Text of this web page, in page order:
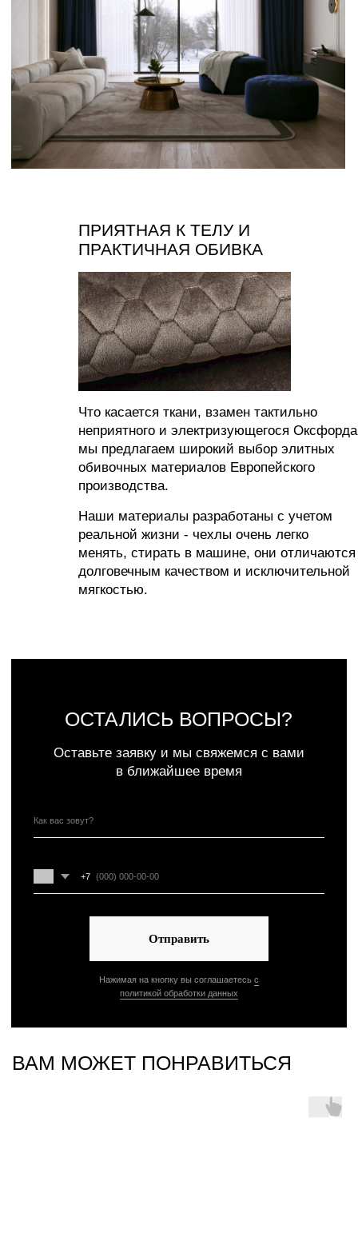
Создание сайта: shilkina_art
СОЗДАВАЙТЕ УЮТ С НАМИ
ИП Муродова Ксения Уткировна
ОГРНИП 320565800068042
Все материалы, размещенные на этом сайте, защищены законом об авторских
правах. Копирование, воспроизведение, распространение или модификация любой
информации с этого сайта без письменного разрешения владельца авторских прав
строго запрещены.
Политика конфиденциальности
Каталог Медиаприсутствие